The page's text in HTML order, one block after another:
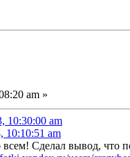
am »
10:30:00 am
10:10:51 am
Сделал вывод, что